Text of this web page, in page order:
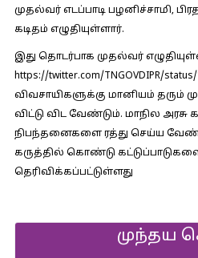
முதல்வர் எடப்பாடி பழனிச்சாமி,
கடிதம் எழுதியுள்ளார்.
இது தொடர்பாக முதல்வர்
https://twitter.com/TNGOVDIPR/status/
விவசாயிகளுக்கு மானியம் தரும்
விட்டு விட வேண்டும். மாநில
நிபந்தனைகளை ரத்து செய்ய
கருத்தில் கொண்டு
தெரிவிக்கப்பட்டுள்ளது
முந்தய